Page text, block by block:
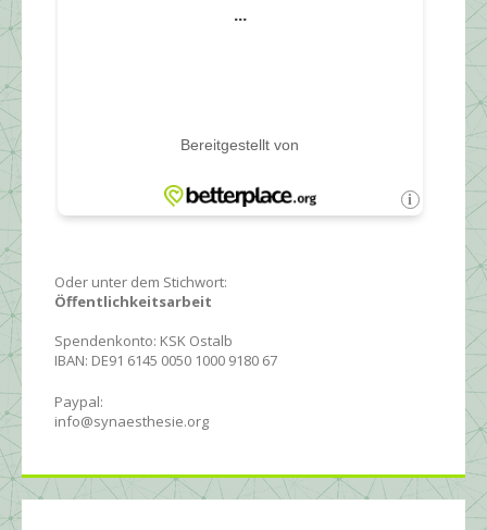
Oder unter dem Stichwort:
Öffentlichkeitsarbeit
Spendenkonto: KSK Ostalb
IBAN: DE91 6145 0050 1000 9180 67
Paypal:
info@synaesthesie.org